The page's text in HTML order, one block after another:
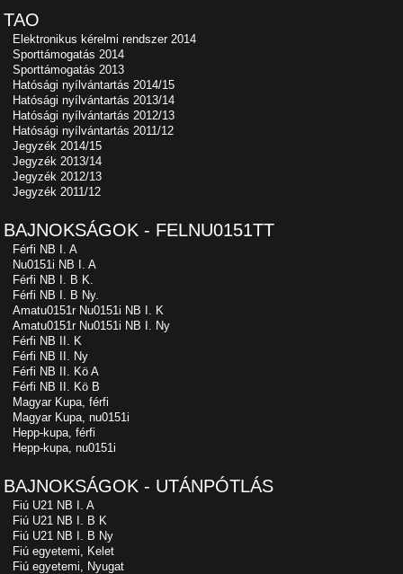
TAO
Elektronikus kérelmi rendszer 2014
Sporttámogatás 2014
Sporttámogatás 2013
Hatósági nyílvántartás 2014/15
Hatósági nyílvántartás 2013/14
Hatósági nyílvántartás 2012/13
Hatósági nyílvántartás 2011/12
Jegyzék 2014/15
Jegyzék 2013/14
Jegyzék 2012/13
Jegyzék 2011/12
BAJNOKSÁGOK - FELNU0151TT
Férfi NB I. A
Nu0151i NB I. A
Férfi NB I. B K.
Férfi NB I. B Ny.
Amatu0151r Nu0151i NB I. K
Amatu0151r Nu0151i NB I. Ny
Férfi NB II. K
Férfi NB II. Ny
Férfi NB II. Kö A
Férfi NB II. Kö B
Magyar Kupa, férfi
Magyar Kupa, nu0151i
Hepp-kupa, férfi
Hepp-kupa, nu0151i
BAJNOKSÁGOK - UTÁNPÓTLÁS
Fiú U21 NB I. A
Fiú U21 NB I. B K
Fiú U21 NB I. B Ny
Fiú egyetemi, Kelet
Fiú egyetemi, Nyugat